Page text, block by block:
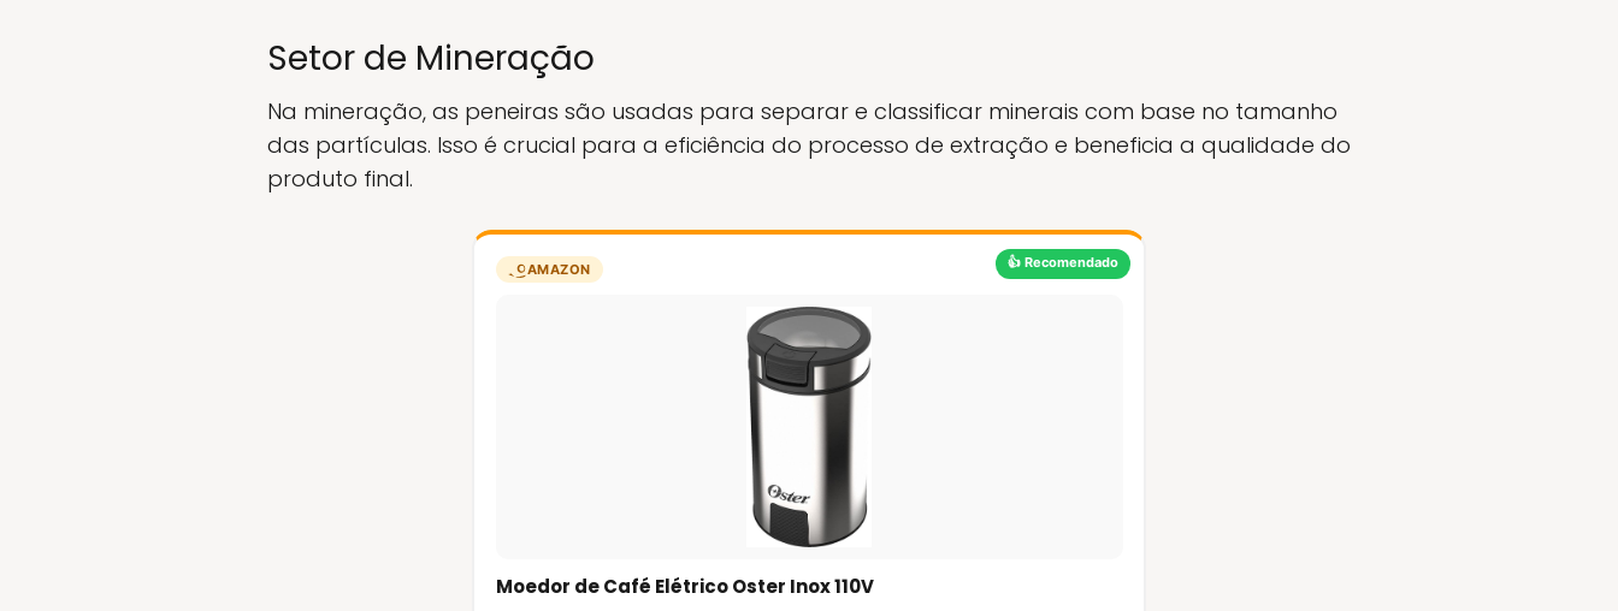
Setor de Mineração
Na mineração, as peneiras são usadas para separar e classificar minerais com base no tamanho
das partículas. Isso é crucial para a eficiência do processo de extração e beneficia a qualidade do
produto final.
👍 Recomendado
AMAZON
Moedor de Café Elétrico Oster Inox 110V